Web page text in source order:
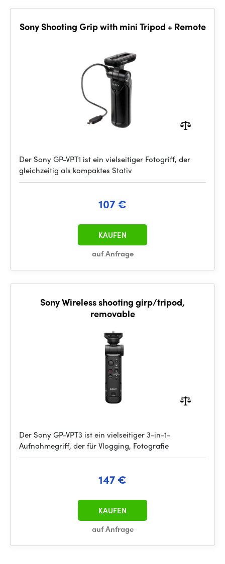
Sony Shooting Grip with mini Tripod + Remote
Der Sony GP-VPT1 ist ein vielseitiger Fotogriff, der
gleichzeitig als kompaktes Stativ
107 €
auf Anfrage
KAUFEN
Sony Wireless shooting girp/tripod,
removable
Der Sony GP-VPT3 ist ein vielseitiger 3-in-1-
Aufnahmegriff, der für Vlogging, Fotografie
147 €
auf Anfrage
KAUFEN